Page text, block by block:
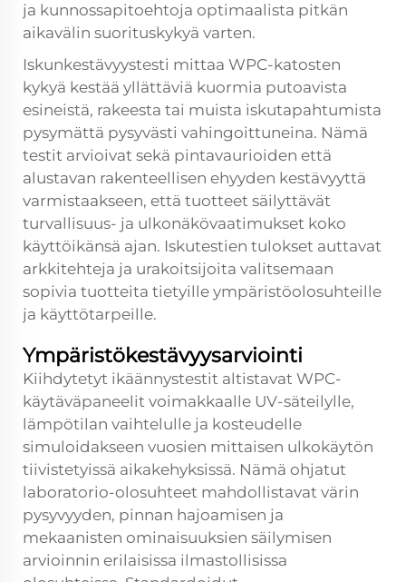
ja kunnossapitoehtoja optimaalista pitkän
aikavälin suorituskykyä varten.
Iskunkestävyystesti mittaa WPC-katosten
kykyä kestää yllättäviä kuormia putoavista
esineistä, rakeesta tai muista iskutapahtumista
pysymättä pysyvästi vahingoittuneina. Nämä
testit arvioivat sekä pintavaurioiden että
alustavan rakenteellisen ehyyden kestävyyttä
varmistaakseen, että tuotteet säilyttävät
turvallisuus- ja ulkonäkövaatimukset koko
käyttöikänsä ajan. Iskutestien tulokset auttavat
arkkitehteja ja urakoitsijoita valitsemaan
sopivia tuotteita tietyille ympäristöolosuhteille
ja käyttötarpeille.
Ympäristökestävyysarviointi
Kiihdytetyt ikäännystestit altistavat WPC-
käytäväpaneelit voimakkaalle UV-säteilylle,
lämpötilan vaihtelulle ja kosteudelle
simuloidakseen vuosien mittaisen ulkokäytön
tiivistetyissä aikakehyksissä. Nämä ohjatut
laboratorio-olosuhteet mahdollistavat värin
pysyvyyden, pinnan hajoamisen ja
mekaanisten ominaisuuksien säilymisen
arvioinnin erilaisissa ilmastollisissa